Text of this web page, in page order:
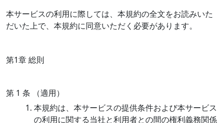
本サービスの利用に際しては、本規約の全文をお読みいた
だいた上で、本規約に同意いただく必要があります。
第1章 総則
第 1 条 （適用）
本規約は、本サービスの提供条件および本サービス
の利用に関する当社と利用者との間の権利義務関係